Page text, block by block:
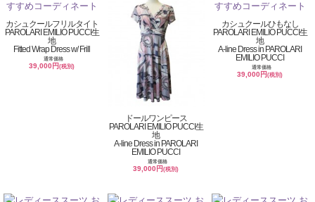
カシュクールフリルタイト
PAROLARI EMILIO PUCCI生
地
Fitted Wrap Dress w/ Frill
通常価格
39,000円(税別)
ドールワンピース
PAROLARI EMILIO PUCCI生
地
A-line Dress in PAROLARI
EMILIO PUCCI
通常価格
39,000円(税別)
カシュクールひもなし
PAROLARI EMILIO PUCCI生
地
A-line Dress in PAROLARI
EMILIO PUCCI
通常価格
39,000円(税別)